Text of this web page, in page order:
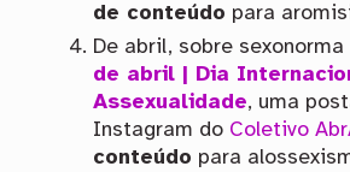
de conteúdo para
De abril, sobre sexonorma
de abril | Dia
Assexualidade, uma
Instagram do Coletivo
conteúdo para